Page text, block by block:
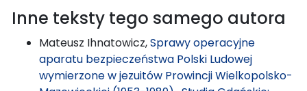
Inne teksty tego samego autora
Mateusz Ihnatowicz,Sprawy operacyjne
aparatu bezpieczeństwa Polski Ludowej
wymierzone w jezuitów Prowincji Wielkopolsko-